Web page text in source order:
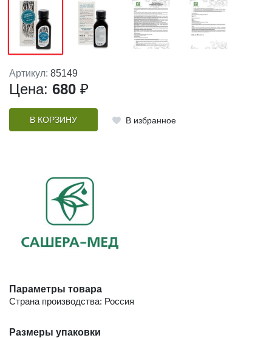
Артикул: 85149
Цена: 680 ₽
В КОРЗИНУ В избранное
Параметры товара
Страна производства: Россия
Размеры упаковки